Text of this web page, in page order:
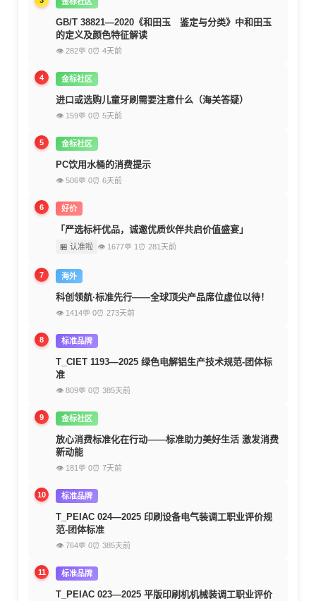
GB/T 38821—2020《和田玉 鉴定与分类》中和田玉
的定义及颜色特征解读
👁 282💬 0⏰ 4天前
4 金标社区
进口或选购儿童牙刷需要注意什么（海关答疑）
👁 159💬 0⏰ 5天前
5 金标社区
PC饮用水桶的消费提示
👁 506💬 0⏰ 6天前
6 好价
「严选标杆优品，诚邀优质伙伴共启价值盛宴」
🏪 认准啦 👁 1677💬 1 ⏰ 281天前
7 海外
科创领航·标准先行——全球顶尖产品席位虚位以待！
👁 1414💬 0⏰ 273天前
8 标准品牌
T_CIET 1193—2025 绿色电解铝生产技术规范-团体标
准
👁 809💬 0⏰ 385天前
9 金标社区
放心消费标准化在行动——标准助力美好生活 激发消费
新动能
👁 181 💬 0⏰ 7天前
10 标准品牌
T_PEIAC 024—2025 印刷设备电气装调工职业评价规
范-团体标准
👁 764💬 0⏰ 385天前
11 标准品牌
T_PEIAC 023—2025 平版印刷机机械装调工职业评价